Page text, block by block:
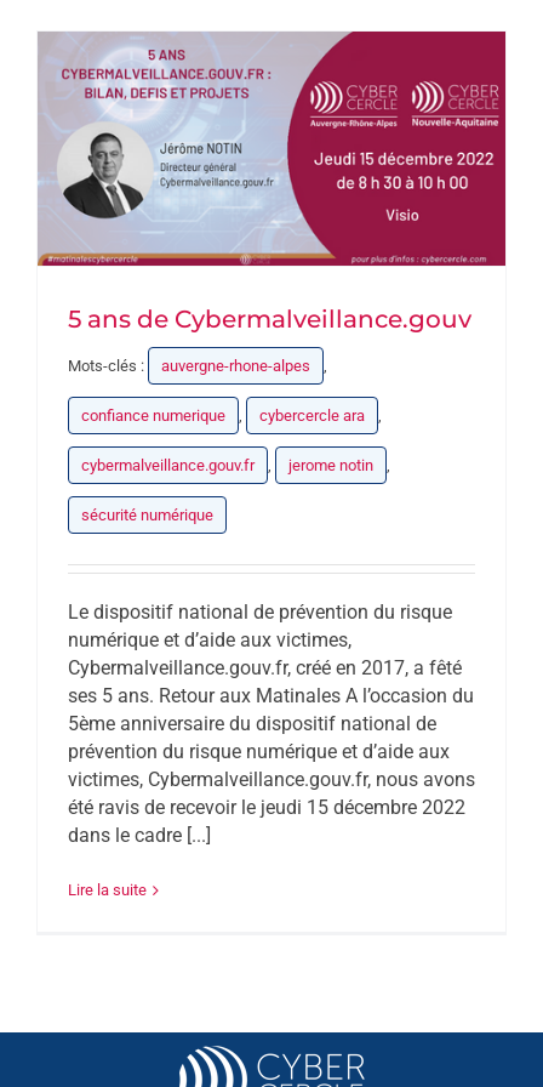
DEVENEZ PARTENAIRE
CONTACT
5 ans de Cybermalveillance.gouv
Mots-clés : auvergne-rhone-alpes ,
confiance numerique , cybercercle ara ,
cybermalveillance.gouv.fr , jerome notin ,
sécurité numérique
Le dispositif national de prévention du risque
numérique et d’aide aux victimes,
Cybermalveillance.gouv.fr, créé en 2017, a fêté
ses 5 ans. Retour aux Matinales A l’occasion du
5ème anniversaire du dispositif national de
prévention du risque numérique et d’aide aux
victimes, Cybermalveillance.gouv.fr, nous avons
été ravis de recevoir le jeudi 15 décembre 2022
dans le cadre [...]
Lire la suite